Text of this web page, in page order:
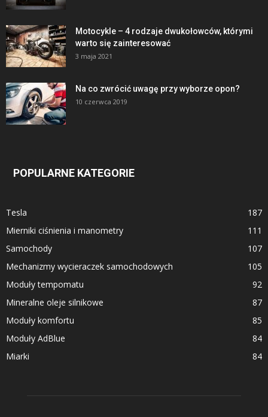
Motocykle – 4 rodzaje dwukołowców, którymi
warto się zainteresować
3 maja 2021
Na co zwrócić uwagę przy wyborze opon?
10 czerwca 2019
POPULARNE KATEGORIE
Tesla
187
Mierniki ciśnienia i manometry
111
Samochody
107
Mechanizmy wycieraczek samochodowych
105
Moduły tempomatu
92
Mineralne oleje silnikowe
87
Moduły komfortu
85
Moduły AdBlue
84
Miarki
84